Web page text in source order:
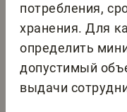
потребления,
хранения. Для
определить
допустимый
выдачи